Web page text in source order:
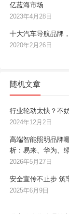
亿蓝海市场
2023年4月28日
十大汽车导航品牌
2020年2月26日
随机文章
行业轮动太快？不
2024年12月2日
高端智能照明品牌
析：易来、华为、
2026年5月27日
安全宣传不止步 筑
2025年6月9日